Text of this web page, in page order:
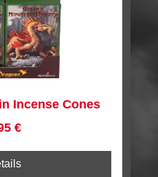
Incense Cones
Preis:
€